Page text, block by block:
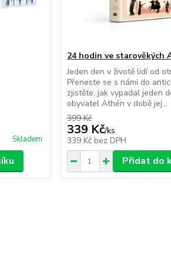
Skladem
24 hodin ve starověkých
Jeden den v životě lidí od
Přeneste se s námi do
zjistěte, jak vypadal jeden
obyvatel Athén v době jej...
399 Kč
339 Kč/ks
339 Kč bez DPH
Přidat do